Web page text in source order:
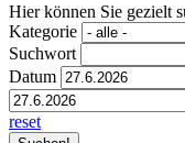
Hier können Sie gezielt
Kategorie
Suchwort
Datum
reset